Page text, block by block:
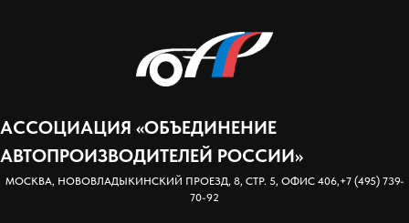
АССОЦИАЦИЯ «ОБЪЕДИНЕНИЕ
АВТОПРОИЗВОДИТЕЛЕЙ РОССИИ»
МОСКВА, НОВОВЛАДЫКИНСКИЙ ПРОЕЗД, 8, СТР. 5, ОФИС 406,+7 (495) 739-
70-92